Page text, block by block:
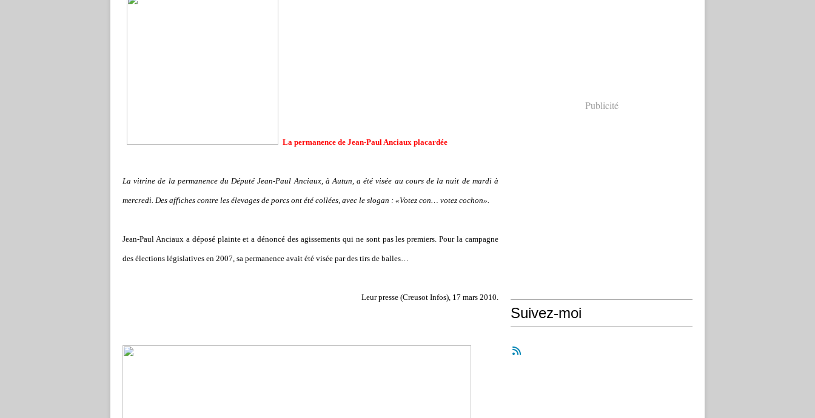
La permanence de Jean-Paul Anciaux placardée
La vitrine de la permanence du Député Jean-Paul Anciaux, à Autun, a été visée au cours de la nuit de mardi à
mercredi. Des affiches contre les élevages de porcs ont été collées, avec le slogan : «Votez con… votez cochon».
Jean-Paul Anciaux a déposé plainte et a dénoncé des agissements qui ne sont pas les premiers. Pour la campagne
des élections législatives en 2007, sa permanence avait été visée par des tirs de balles…
Leur presse (Creusot Infos), 17 mars 2010.
Publicité
Suivez-moi